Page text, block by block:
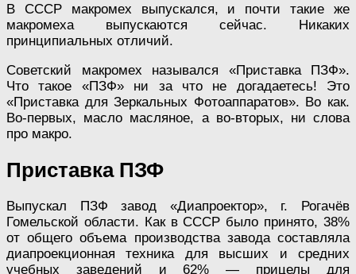
В СССР макромех выпускался, и почти такие же
макромеха выпускаются сейчас. Никаких
принципиальных отличий.
Советский макромех назывался «Приставка ПЗФ».
Что такое «ПЗФ» ни за что не догадаетесь! Это
«Приставка для Зеркальных Фотоаппаратов». Во как.
Во-первых, масло масляное, а во-вторых, ни слова
про макро.
Приставка ПЗФ
Выпускал ПЗФ завод «Диапроектор», г. Рогачёв
Гомельской области. Как в СССР было принято, 38%
от общего объема производства завода составляла
диапроекционная техника для высших и средних
учебных заведений и 62% — прицелы для